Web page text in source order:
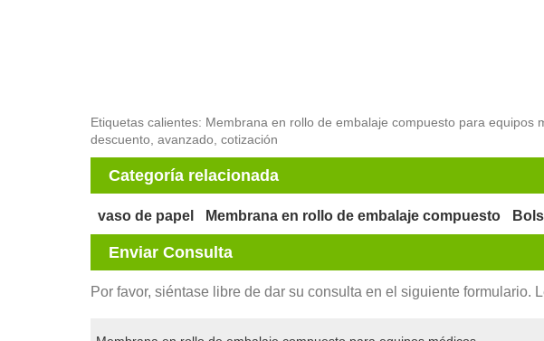
Etiquetas calientes: Membrana en rollo de embalaje compuesto para equipos
descuento, avanzado, cotización
Categoría relacionada
vaso de papel Membrana en rollo de embalaje compuesto
Enviar Consulta
Por favor, siéntase libre de dar su consulta en el siguiente formulario.